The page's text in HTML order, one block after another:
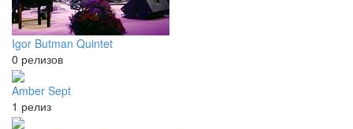
Igor Butman Quintet
0 релизов
Amber Sept
1 релиз